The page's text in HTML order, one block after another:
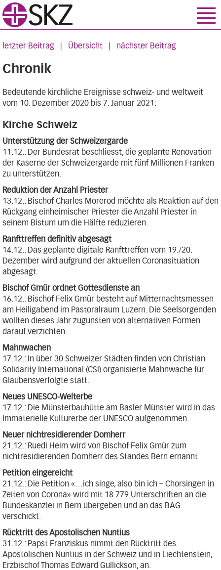
letzter Beitrag Übersicht nächster Beitrag
Chronik
Bedeutende kirchliche Ereignisse schweiz- und weltweit
vom 10. Dezember 2020 bis 7. Januar 2021:
Kirche Schweiz
Unterstützung der Schweizergarde
11.12.: Der Bundesrat beschliesst, die geplante Renovation
der Kaserne der Schweizergarde mit fünf Millionen Franken
zu unterstützen.
Reduktion der Anzahl Priester
13.12.: Bischof Charles Morerod möchte als Reaktion auf den
Rückgang einheimischer Priester die Anzahl Priester in
seinem Bistum um die Hälfte reduzieren.
Ranfttreffen definitiv abgesagt
14.12.: Das geplante digitale Ranfttreffen vom 19./20.
Dezember wird aufgrund der aktuellen Coronasituation
abgesagt.
Bischof Gmür ordnet Gottesdienste an
16.12.: Bischof Felix Gmür besteht auf Mitternachtsmessen
am Heiligabend im Pastoralraum Luzern. Die Seelsorgenden
wollten dieses Jahr zugunsten von alternativen Formen
darauf verzichten.
Mahnwachen
17.12.: In über 30 Schweizer Städten finden von Christian
Solidarity International (CSI) organisierte Mahnwache für
Glaubensverfolgte statt.
Neues UNESCO-Welterbe
17.12.: Die Münsterbauhütte am Basler Münster wird in das
Immaterielle Kulturerbe der UNESCO aufgenommen.
Neuer nichtresidierender Domherr
21.12.: Ruedi Heim wird von Bischof Felix Gmür zum
nichtresidierenden Domherr des Standes Bern ernannt.
Petition eingereicht
21.12.: Die Petition «…ich singe, also bin ich – Chorsingen in
Zeiten von Corona» wird mit 18 779 Unterschriften an die
Bundeskanzlei in Bern übergeben und an das BAG
verschickt.
Rücktritt des Apostolischen Nuntius
31.12.: Papst Franziskus nimmt den Rücktritt des
Apostolischen Nuntius in der Schweiz und in Liechtenstein,
Erzbischof Thomas Edward Gullickson, an.